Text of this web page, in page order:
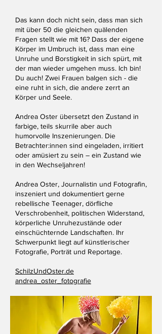
Das kann doch nicht sein, dass man sich
mit über 50 die gleichen quälenden
Fragen stellt wie mit 16? Dass der eigene
Körper im Umbruch ist, dass man eine
Unruhe und Borstigkeit in sich spürt, mit
der man wieder umgehen muss. Ich bin!
Du auch! Zwei Frauen balgen sich - die
eine ruht in sich, die andere zerrt an
Körper und Seele.
Andrea Oster übersetzt den Zustand in
farbige, teils skurrile aber auch
humorvolle Inszenierungen. Die
Betrachter:innen sind eingeladen, irritiert
oder amüsiert zu sein – ein Zustand wie
in den Wechseljahren!
Andrea Oster, Journalistin und Fotografin,
inszeniert und dokumentiert gerne
rebellische Teenager, dörfliche
Verschrobenheit, politischen Widerstand,
körperliche Unruhezustände oder
einschüchternde Landschaften. Ihr
Schwerpunkt liegt auf künstlerischer
Fotografie, Porträt und Reportage.
SchilzUndOster.de
andrea_oster_fotografie